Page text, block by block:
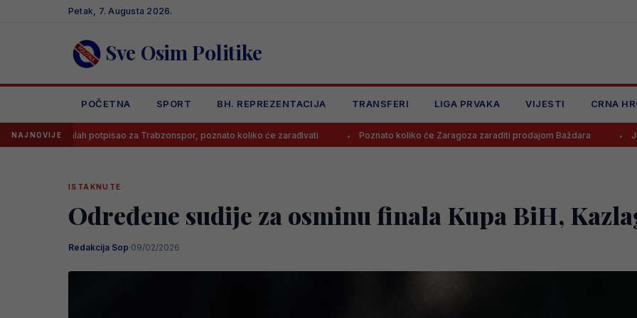
Petak, 7. Augusta 2026.
Sve Osim Politike
POČETNA SPORT BH. REPREZENTACIJA TRANSFERI LIGA PRVAKA VIJESTI CRNA
NAJNOVIJE
potpisao za Trabzonspor, poznato koliko će zarađivati Poznato koliko će Zaragoza zaraditi prodajom Baždara Juventus odbio
ISTAKNUTE
Određene sudije za osminu finala Kupa BiH,
Redakcija Sop·09/02/2026